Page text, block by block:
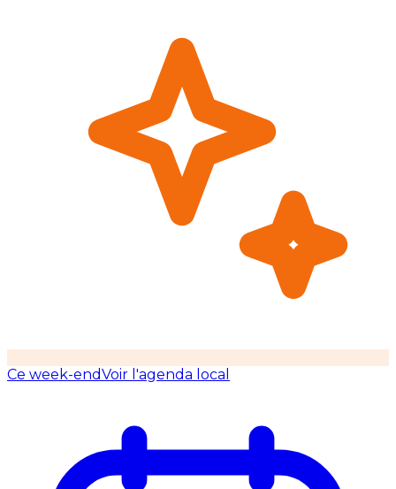
Ce week-endVoir l'agenda local